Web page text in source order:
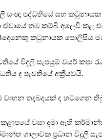
පද්ධතියේ සහ කටුනායක
ඒවායේ තඹ කම්බි අලෙවි කළ
කටුනායක පොලිසිය
විදුලි සැපයුම් වයර්
ද පැවතියේ අක්‍රීයවයි.
වාහන තදබදයක් ද හටගෙන
වසා දමා ඇති
ශාලාවක ප්‍රධාන විදුලි